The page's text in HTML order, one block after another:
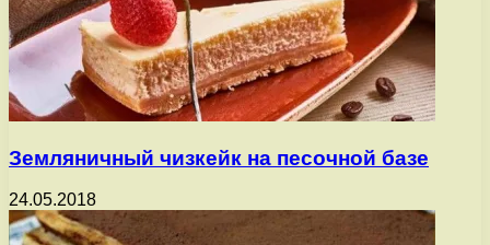
Земляничный чизкейк на песочной базе
24.05.2018